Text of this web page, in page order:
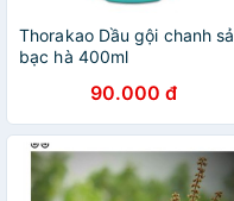
Thorakao Dầu gội chanh sả
bạc hà 400ml
90.000 đ